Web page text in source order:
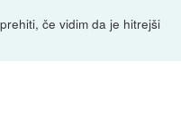
če vidim da je hitrejši